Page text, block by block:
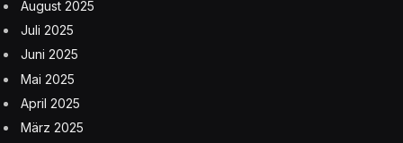
August 2025
Juli 2025
Juni 2025
Mai 2025
April 2025
März 2025